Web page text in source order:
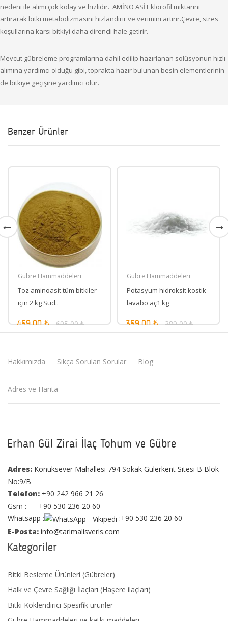
nedeni ile alımı çok kolay ve hızlıdır. AMİNO ASİT klorofil miktarını
artırarak bitki metabolizmasını hızlandırır ve verimini artırır.Çevre, stres
koşullarına karsı bitkiyi daha dirençli hale getirir.
Mevcut gübreleme programlarına dahil edilip hazırlanan solüsyonun hızlı
alımına yardımcı olduğu gibi, toprakta hazır bulunan besin elementlerinin
de bitkiye geçişine yardımcı olur.
Benzer Ürünler
Gübre Hammaddeleri
Toz aminoasit tüm bitkiler
için 2 kg Sud..
459,00 ₺ 695,00 ₺
Gübre Hammaddeleri
Potasyum hidroksit kostik
lavabo aç1 kg
359,00 ₺ 389,00 ₺
Hakkımızda Sıkça Sorulan Sorular Blog
Adres ve Harita
Erhan Gül Zirai İlaç Tohum ve Gübre
Adres: Konuksever Mahallesi 794 Sokak Gülerkent Sitesi B Blok
No:9/B
Telefon: +90 242 966 21 26
Gsm : +90 530 236 20 60
Whatsapp :
:+90 530 236 20 60
E-Posta: info@tarimalisveris.com
Kategoriler
Bitki Besleme Ürünleri (Gübreler)
Halk ve Çevre Sağlığı İlaçları (Haşere ilaçları)
Bitki Köklendirici Spesifik ürünler